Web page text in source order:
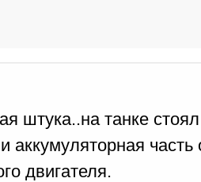
штука..на танке
аккумуляторная
двигателя.